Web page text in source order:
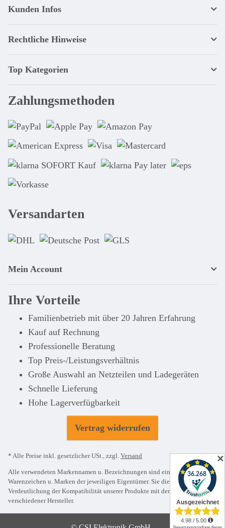
Kunden Infos
Rechtliche Hinweise
Top Kategorien
Zahlungsmethoden
Versandarten
Mein Account
Ihre Vorteile
Familienbetrieb mit über 20 Jahren Erfahrung
Kauf auf Rechnung
Professionelle Beratung
Top Preis-/Leistungsverhältnis
Große Auswahl an Netzteilen und Ladegeräten
Schnelle Lieferung
Hohe Lagerverfügbarkeit
Vertrag widerrufen
* Alle Preise inkl. gesetzlicher USt., zzgl. Versand
Alle verwendeten Markennamen u. Bezeichnungen sind eingetragene
Warenzeichen u. Marken der jeweiligen Eigentümer. Sie dienen nur zur
Verdeutlichung der Kompatibilität unserer Produkte mit den Produkten
verschiedener Hersteller.
✕